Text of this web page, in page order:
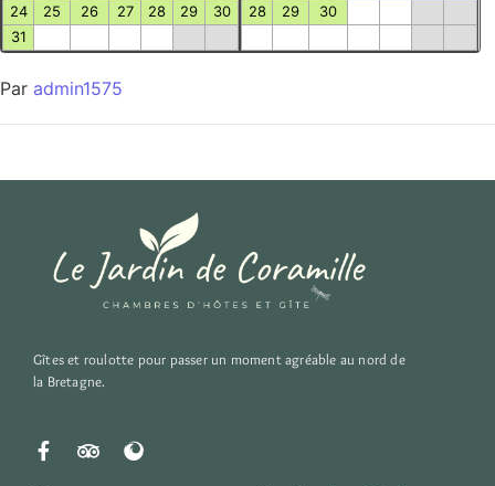
24
25 26 27 28 29
30
31
28
29 30
Par admin1575
Gîtes et roulotte pour passer un moment agréable au nord de
la Bretagne.